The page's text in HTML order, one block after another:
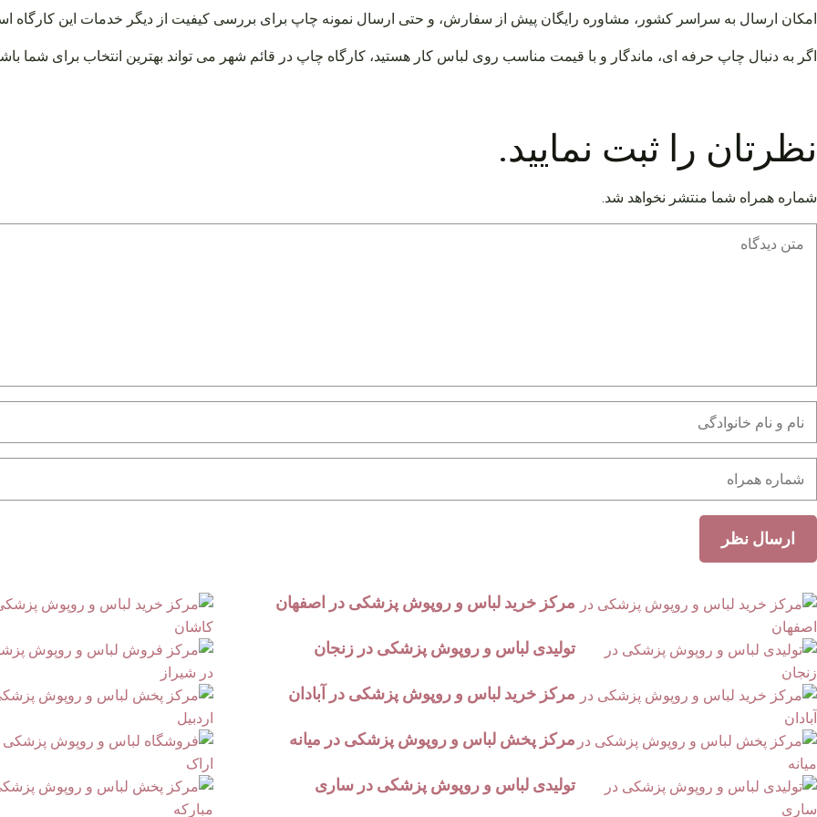
امکان ارسال به سراسر کشور، مشاوره رایگان پیش از سفارش، و حتی ارسال نمونه چاپ برای بررسی کیفیت از دیگر خدمات این کارگاه
اگر به دنبال چاپ حرفه ای، ماندگار و با قیمت مناسب روی لباس کار هستید، کارگاه چاپ در قائم شهر می تواند بهترین انتخاب برای شما
نظرتان را ثبت نمایید.
شماره همراه شما منتشر نخواهد شد.
مرکز خرید لباس و روپوش پزشکی در اصفهان
تولیدی لباس و روپوش پزشکی در زنجان
مرکز خرید لباس و روپوش پزشکی در آبادان
مرکز پخش لباس و روپوش پزشکی در میانه
تولیدی لباس و روپوش پزشکی در ساری